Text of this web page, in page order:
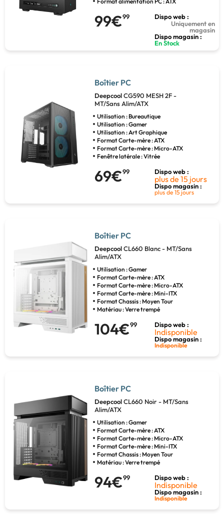
99€99
Dispo web :
Uniquement en
magasin
Dispo magasin :
En Stock
Boîtier PC
DeepcoolCG590 MESH 2F -
MT/Sans Alim/ATX
Utilisation : Bureautique
Utilisation : Gamer
Utilisation : Art Graphique
Format Carte-mère : ATX
Format Carte-mère : Micro-ATX
Fenêtre latérale : Vitrée
69€99 Dispo web :
plus de 15 jours
Dispo magasin :
plus de 15 jours
Boîtier PC
DeepcoolCL660 Blanc - MT/Sans
Alim/ATX
Utilisation : Gamer
Format Carte-mère : ATX
Format Carte-mère : Micro-ATX
Format Carte-mère : Mini-ITX
Format Chassis : Moyen Tour
Matériau : Verre trempé
104€99 Dispo web :
Indisponible
Dispo magasin :
Indisponible
Boîtier PC
DeepcoolCL660 Noir - MT/Sans
Alim/ATX
Utilisation : Gamer
Format Carte-mère : ATX
Format Carte-mère : Micro-ATX
Format Carte-mère : Mini-ITX
Format Chassis : Moyen Tour
Matériau : Verre trempé
94€99 Dispo web :
Indisponible
Dispo magasin :
Indisponible